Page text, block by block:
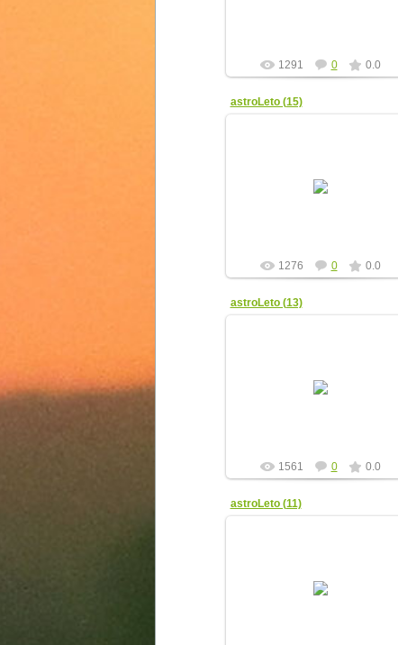
1291 0 0.0
astroLeto (15)
1276 0 0.0
astroLeto (13)
1561 0 0.0
astroLeto (11)